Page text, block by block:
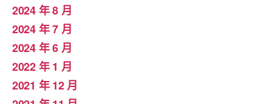
2024 年 8 月
2024 年 7 月
2024 年 6 月
2022 年 1 月
2021 年 12 月